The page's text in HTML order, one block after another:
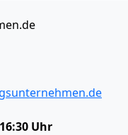
Uhr